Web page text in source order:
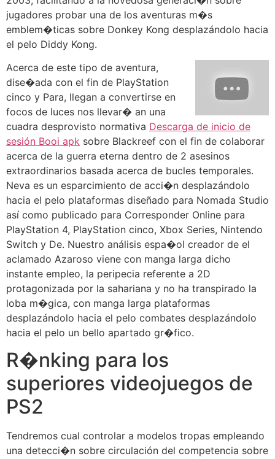
jugadores probar una de los aventuras m�s
emblem�ticas sobre Donkey Kong desplazándolo hacia
el pelo Diddy Kong.
Acerca de este tipo de aventura,
dise�ada con el fin de PlayStation
cinco y Para, llegan a convertirse en
focos de luces nos llevar� an una
cuadra desprovisto normativa Descarga de inicio de
sesión Booi apk sobre Blackreef con el fin de colaborar
acerca de la guerra eterna dentro de 2 asesinos
extraordinarios basada acerca de bucles temporales.
Neva es un esparcimiento de acci�n desplazándolo
hacia el pelo plataformas diseñado para Nomada Studio
así­ como publicado para Corresponder Online para
PlayStation 4, PlayStation cinco, Xbox Series, Nintendo
Switch y De. Nuestro análisis espa�ol creador de el
aclamado Azaroso viene con manga larga dicho
instante empleo, la peripecia referente a 2D
protagonizada por la sahariana y no ha transpirado la
loba m�gica, con manga larga plataformas
desplazándolo hacia el pelo combates desplazándolo
hacia el pelo un bello apartado gr�fico.
R�nking para los
superiores videojuegos de
PS2
Tendremos cual controlar a modelos tropas empleando
una detecci�n sobre circulación del competencia sobre